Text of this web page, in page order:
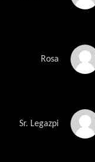
Rosa
Sr. Legazpi